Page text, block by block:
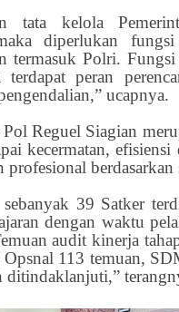
tata kelola
diperlukan fungsi
termasuk Polri.
peran
ucapnya.
Reguel Siagian
kecermatan,
berdasarkan
39 Satker
dengan waktu
audit kinerja
113 temuan,
ditindaklanjuti,”